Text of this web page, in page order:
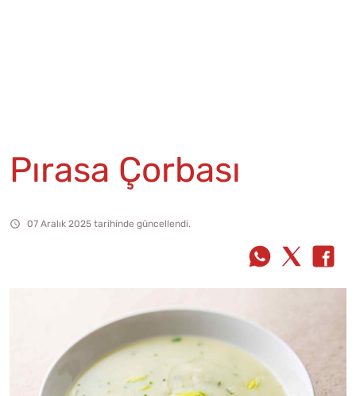
Pırasa Çorbası
07 Aralık 2025 tarihinde güncellendi.